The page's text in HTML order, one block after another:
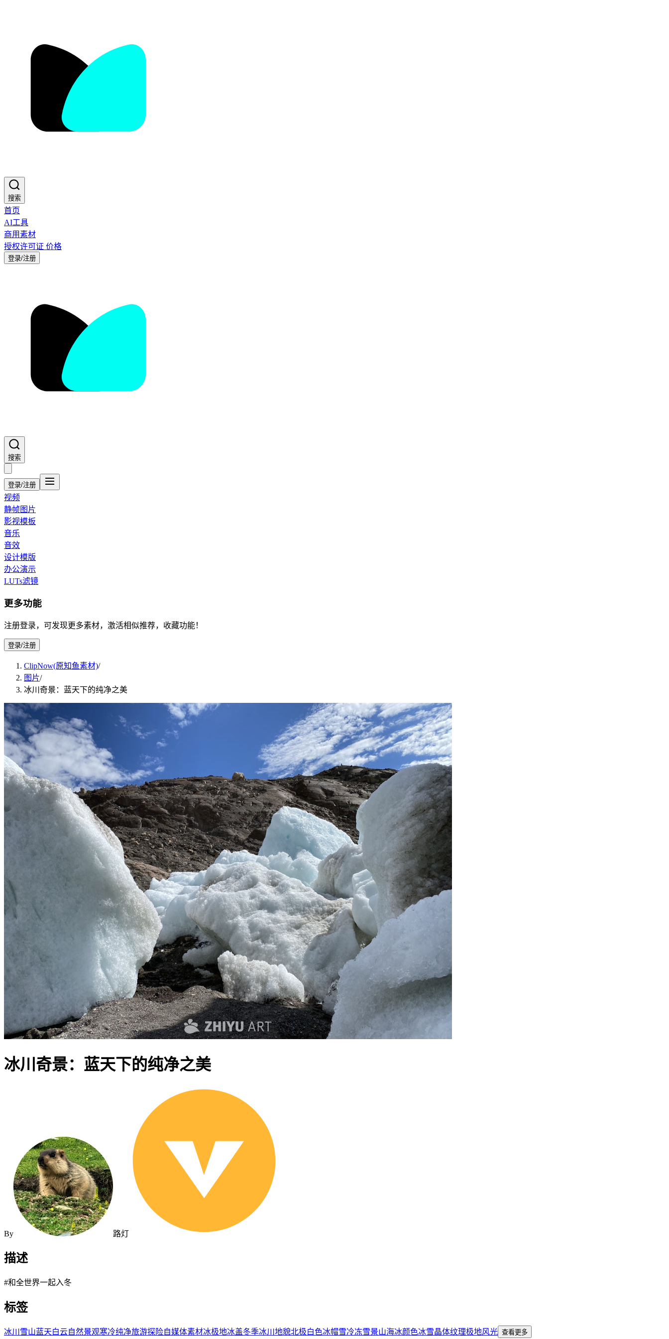
搜索
首页
AI工具
商用素材
授权许可证 价格
登录/注册
搜索
登录/注册
视频
静帧图片
影视模板
音乐
音效
设计模版
办公演示
LUTs滤镜
更多功能
注册登录，可发现更多素材，激活相似推荐，收藏功能！
登录/注册
ClipNow(原知鱼素材)/
图片/
冰川奇景：蓝天下的纯净之美
冰川奇景：蓝天下的纯净之美
By 路灯
描述
#和全世界一起入冬
标签
冰川 雪山蓝天白云自然景观寒冷纯净旅游探险自媒体素材冰极地冰盖冬季冰川地貌北极白色冰帽雪冷冻雪景山海冰颜色冰雪晶体纹理极地风光 查看更多